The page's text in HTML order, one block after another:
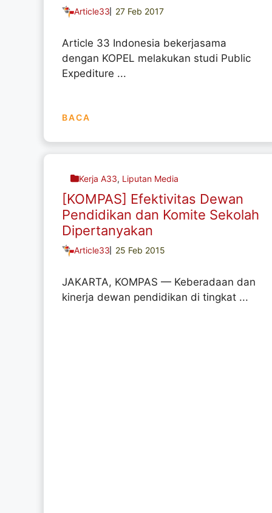
Article33 27 Feb 2017
Article 33 Indonesia bekerjasama
dengan KOPEL melakukan studi Public
Expediture ...
BACA
Kerja A33, Liputan Media
[KOMPAS] Efektivitas Dewan
Pendidikan dan Komite Sekolah
Dipertanyakan
Article33 25 Feb 2015
JAKARTA, KOMPAS — Keberadaan dan
kinerja dewan pendidikan di tingkat ...